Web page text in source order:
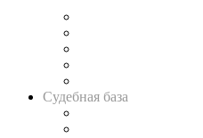
Судебная база